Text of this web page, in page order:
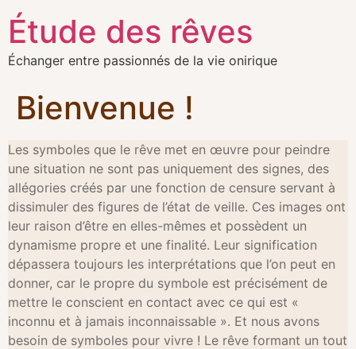
Étude des rêves
Échanger entre passionnés de la vie onirique
Bienvenue !
Les symboles que le rêve met en œuvre pour peindre
une situation ne sont pas uniquement des signes, des
allégories créés par une fonction de censure servant à
dissimuler des figures de l’état de veille. Ces images ont
leur raison d’être en elles-mêmes et possèdent un
dynamisme propre et une finalité. Leur signification
dépassera toujours les interprétations que l’on peut en
donner, car le propre du symbole est précisément de
mettre le conscient en contact avec ce qui est «
inconnu et à jamais inconnaissable ». Et nous avons
besoin de symboles pour vivre ! Le rêve formant un tout